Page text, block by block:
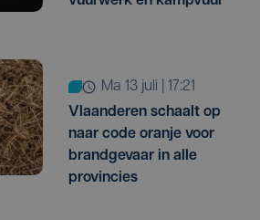
ma 13 juli | 17:21
Vlaanderen schaalt op
naar code oranje voor
brandgevaar in alle
provincies